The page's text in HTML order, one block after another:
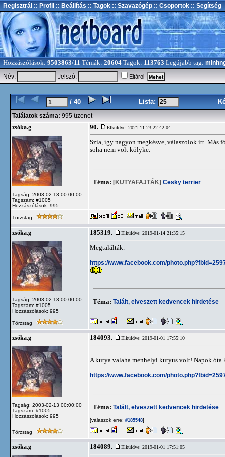
Regisztrál :: Profil :: Beállítás :: Tagok :: Szavazógép :: Csoportok :: Segítség
Hozzászólások: 9503863/11 Témák: 20604 Tagok: 113763 Legújabb tag:
Név:
Jelszó: Eltárol
/ 40 Lista:
Találatok száma: 995 üzenet
zsóka.g
Tagság: 2003-02-13 00:00:00
Tagszám: #1005
Hozzászólások: 995
90. Elküldve: 2021-11-23 22:42:04
Szia, így nagyon megkésve, válaszolok itt. Más
soha nem volt kölyke.
Téma: [KUTYAFAJTÁK] Cesky terrier
Törzstag
zsóka.g
Tagság: 2003-02-13 00:00:00
Tagszám: #1005
Hozzászólások: 995
185319. Elküldve: 2019-01-14 21:35:15
Megtalálták.
https://www.facebook.com/
Téma: Talált, elveszett kedvencek hirdetése
Törzstag
zsóka.g
Tagság: 2003-02-13 00:00:00
Tagszám: #1005
Hozzászólások: 995
184093. Elküldve: 2019-01-01 17:55:10
A kutya valaha menhelyi kutyus volt! Napok óta
https://www.facebook.com/
Téma: Talált, elveszett kedvencek hirdetése
[válaszok erre: #185548]
Törzstag
zsóka.g 184089. Elküldve: 2019-01-01 17:51:05